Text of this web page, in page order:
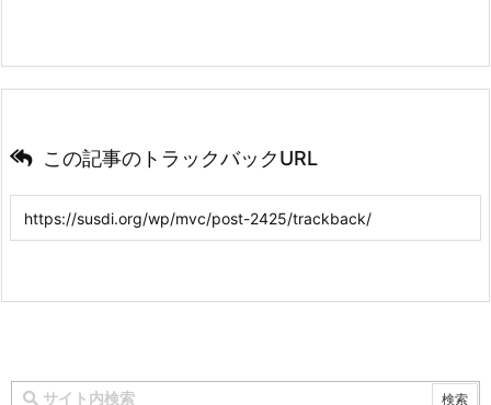
この記事のトラックバックURL